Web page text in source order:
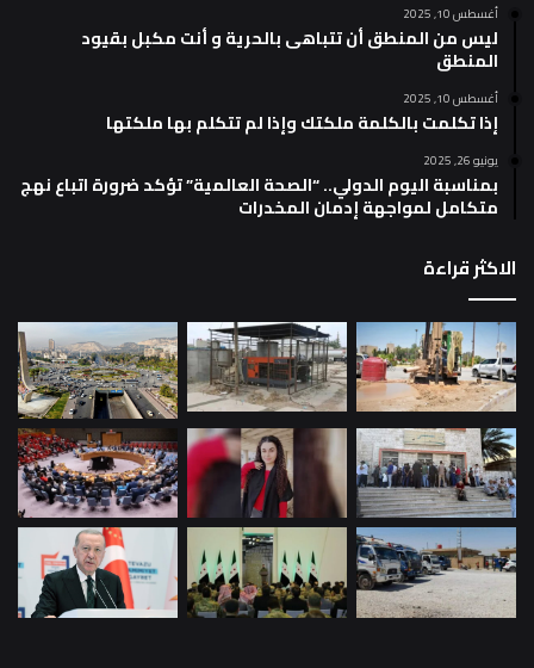
أغسطس 10, 2025
ليس من المنطق أن تتباهى بالحرية و أنت مكبل بقيود
المنطق
أغسطس 10, 2025
إذا تكلمت بالكلمة ملكتك وإذا لم تتكلم بها ملكتها
يونيو 26, 2025
بمناسبة اليوم الدولي.. “الصحة العالمية” تؤكد ضرورة اتباع نهج
متكامل لمواجهة إدمان المخدرات
الاكثر قراءة